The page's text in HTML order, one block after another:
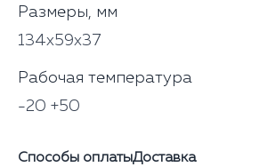
Размеры, мм
134х59х37
Рабочая температура
-20 +50
Способы оплатыДоставка